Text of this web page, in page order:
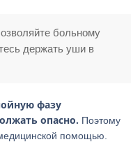
больному
держать уши в
фазу
опасно. Поэтому
помощью.